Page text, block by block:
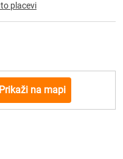
placevi
Prikaži na mapi